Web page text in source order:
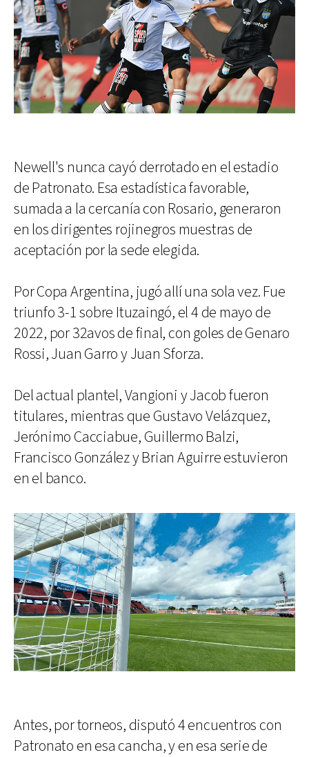
Newell's nunca cayó derrotado en el estadio
de Patronato. Esa estadística favorable,
sumada a la cercanía con Rosario, generaron
en los dirigentes rojinegros muestras de
aceptación por la sede elegida.
Por Copa Argentina, jugó allí una sola vez. Fue
triunfo 3-1 sobre Ituzaingó, el 4 de mayo de
2022, por 32avos de final, con goles de Genaro
Rossi, Juan Garro y Juan Sforza.
Del actual plantel, Vangioni y Jacob fueron
titulares, mientras que Gustavo Velázquez,
Jerónimo Cacciabue, Guillermo Balzi,
Francisco González y Brian Aguirre estuvieron
en el banco.
Antes, por torneos, disputó 4 encuentros con
Patronato en esa cancha, y en esa serie de